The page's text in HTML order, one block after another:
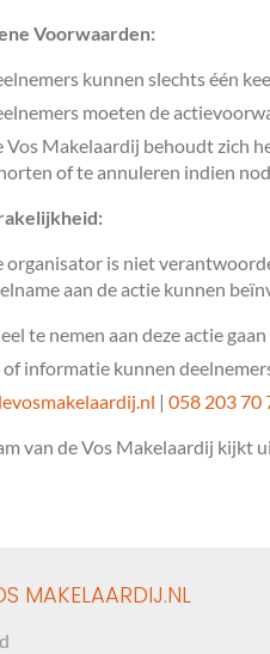
Voorwaarden:
kunnen slechts één
moeten de
Vos Makelaardij behoudt zich
of te annuleren indien
organisator is niet
aan de actie kunnen
te nemen aan deze actie
of informatie kunnen
| 058 203 70
van de Vos Makelaardij kijkt
MAKELAARDIJ.NL